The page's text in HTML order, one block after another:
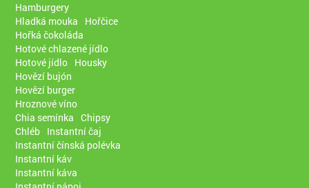
Hamburgery
Hladká mouka
Hořčice
Hořká čokoláda
Hotové chlazené jídlo
Hotové jídlo Housky
Hovězí bujón
Hovězí burger
Hroznové víno
Chia semínka Chipsy
Chléb Instantní čaj
Instantní čínská polévka
Instantní káv
Instantní káva